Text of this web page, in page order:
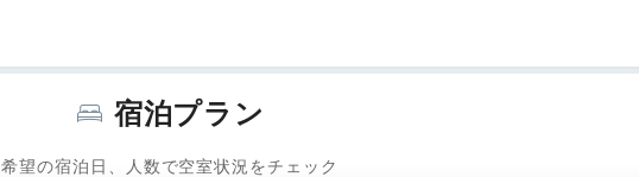
宿泊プラン
希望の宿泊日、人数で空室状況をチェック